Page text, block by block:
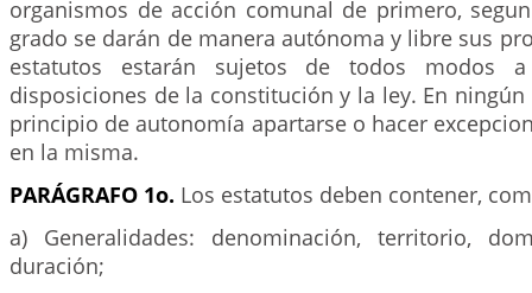
organismos de acción comunal de primero,
grado se darán de manera autónoma y libre sus
estatutos estarán sujetos de todos modos
disposiciones de la constitución y la ley. En
principio de autonomía apartarse o hacer
en la misma.
PARÁGRAFO 1o. Los estatutos deben contener,
a) Generalidades: denominación, territorio,
duración;